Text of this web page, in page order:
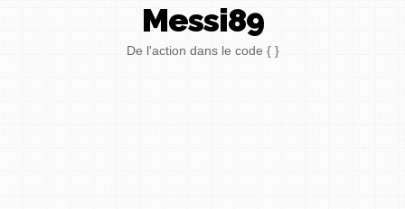
Messi89
De l'action dans le code { }